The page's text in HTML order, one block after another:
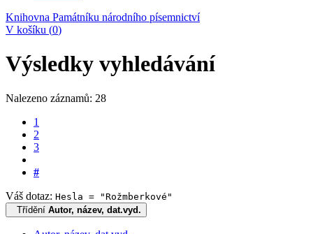
Knihovna Památníku národního písemnictví
V košíku (0)
Výsledky vyhledávání
Nalezeno záznamů: 28
1
2
3
#
Váš dotaz: Hesla = "Rožmberkové"
Třídění Autor, název, dat.vyd.